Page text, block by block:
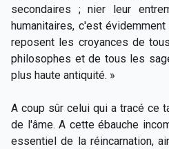
secondaires ; nier leur
humanitaires, c'est
reposent les croyances de
philosophes et de tous les
plus haute antiquité. »
A coup sûr celui qui a tracé ce
de l'âme. A cette ébauche
essentiel de la réincarnation,